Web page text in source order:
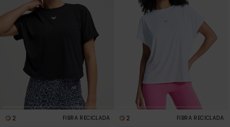
2 FIBRA RECICLADA 2 FIBRA RECICLADA